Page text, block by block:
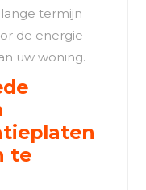
termijn
de energie-
uw woning.
te